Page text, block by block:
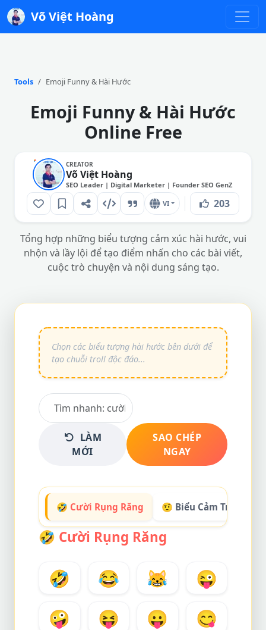
Võ Việt Hoàng
Tools Emoji Funny & Hài Hước
Emoji Funny & Hài Hước
Online Free
CREATOR
Võ Việt Hoàng
SEO Leader | Digital Marketer | Founder SEO GenZ
VI 203
Tổng hợp những biểu tượng cảm xúc hài hước, vui
nhộn và lầy lội để tạo điểm nhấn cho các bài viết,
cuộc trò chuyện và nội dung sáng tạo.
LÀM
MỚI
SAO CHÉP
NGAY
🤣 Cười Rụng Răng 🤨 Biểu Cảm Troll
🤣 Cười Rụng Răng
🤣 😂 😹
😜
🤪
😝 😛
😋